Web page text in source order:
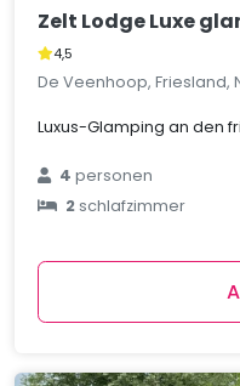
Zelt Lodge Luxe
4,5
De Veenhoop, Friesland,
Luxus-Glamping an den
4personen
2schlafzimmer